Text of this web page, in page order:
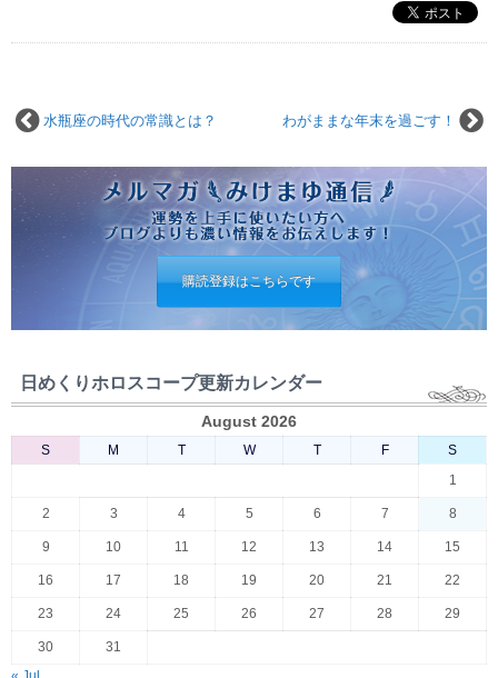
わがままな年末を過ごす！
水瓶座の時代の常識とは？
購読登録はこちらです
日めくりホロスコープ更新カレンダー
August 2026
S M T W T F
S
1
2 3 4 5 6 7 8
9 10 11 12 13 14 15
16 17 18 19 20 21 22
23 24 25 26 27 28 29
30
31